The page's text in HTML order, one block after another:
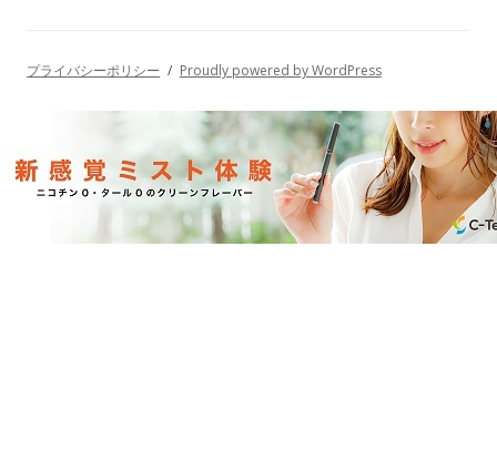
プライバシーポリシー Proudly powered by WordPress